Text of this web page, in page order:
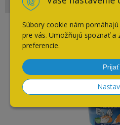
Súbory cookie nám
pre vás. Umožňujú spoznať a
preferencie.
Prijať
Súvisiace